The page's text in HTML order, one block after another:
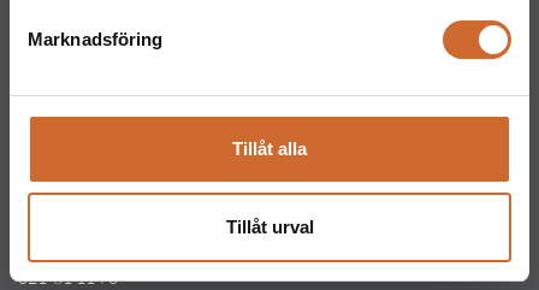
Marknadsföring
Tillåt alla
Tillåt urval
malmo@maskinparken.se
018-477 66 60
021-81 11 70